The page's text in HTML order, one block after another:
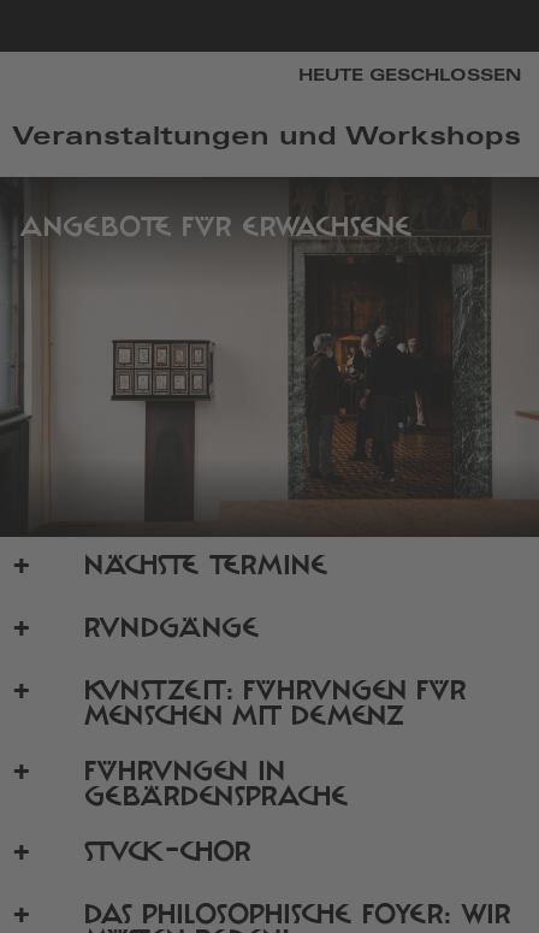
HEUTE GESCHLOSSEN
Veranstaltungen und Workshops
ANGEBOTE FÜR ERWACHSENE
NÄCHSTE TERMINE
RUNDGÄNGE
KUNSTZEIT: FÜHRUNGEN FÜR
MENSCHEN MIT DEMENZ
FÜHRUNGEN IN
GEBÄRDENSPRACHE
STUCK-CHOR
DAS PHILOSOPHISCHE FOYER: WIR